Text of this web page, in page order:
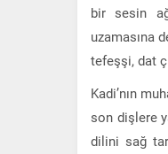
bir sesin
uzamasına
tefeşşi, dat
Kadi’nın
son dişlere
dilini sağ